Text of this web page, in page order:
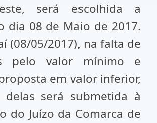
será escolhida a
dia 08 de Maio de 2017.
(08/05/2017), na falta de
pelo valor mínimo e
em valor inferior,
será submetida à
do Juízo da Comarca de